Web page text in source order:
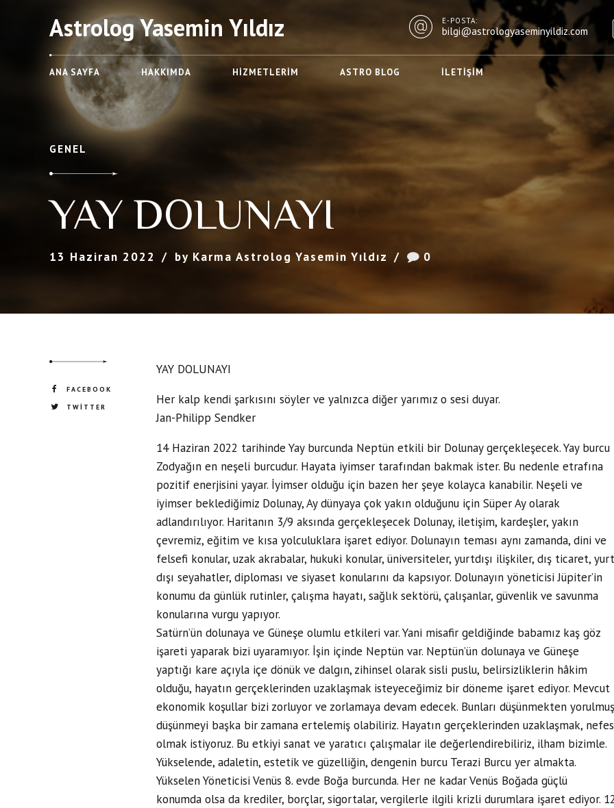
Astrolog Yasemin Yıldız E-POSTA:
bilgi@astrologyaseminyildiz.com
ANA SAYFA HAKKIMDA HIZMETLERIM ASTRO BLOG İLETIŞIM
GENEL
YAY DOLUNAYI
13 Haziran 2022 by Karma Astrolog Yasemin Yıldız 0
FACEBOOK
TWITTER
YAY DOLUNAYI
Her kalp kendi şarkısını söyler ve yalnızca diğer yarımız o sesi duyar.
Jan-Philipp Sendker
14 Haziran 2022 tarihinde Yay burcunda Neptün etkili bir Dolunay gerçekleşecek. Yay burcu
Zodyağın en neşeli burcudur. Hayata iyimser tarafından bakmak ister. Bu nedenle etrafına
pozitif enerjisini yayar. İyimser olduğu için bazen her şeye kolayca kanabilir. Neşeli ve
iyimser beklediğimiz Dolunay, Ay dünyaya çok yakın olduğunu için Süper Ay olarak
adlandırılıyor. Haritanın 3/9 aksında gerçekleşecek Dolunay, iletişim, kardeşler, yakın
çevremiz, eğitim ve kısa yolculuklara işaret ediyor. Dolunayın teması aynı zamanda, dini ve
felsefi konular, uzak akrabalar, hukuki konular, üniversiteler, yurtdışı ilişkiler, dış ticaret, yurt
dışı seyahatler, diploması ve siyaset konularını da kapsıyor. Dolunayın yöneticisi Jüpiter’in
konumu da günlük rutinler, çalışma hayatı, sağlık sektörü, çalışanlar, güvenlik ve savunma
konularına vurgu yapıyor.
Satürn’ün dolunaya ve Güneşe olumlu etkileri var. Yani misafir geldiğinde babamız kaş göz
işareti yaparak bizi uyaramıyor. İşin içinde Neptün var. Neptün’ün dolunaya ve Güneşe
yaptığı kare açıyla içe dönük ve dalgın, zihinsel olarak sisli puslu, belirsizliklerin hâkim
olduğu, hayatın gerçeklerinden uzaklaşmak isteyeceğimiz bir döneme işaret ediyor. Mevcut
ekonomik koşullar bizi zorluyor ve zorlamaya devam edecek. Bunları düşünmekten
düşünmeyi başka bir zamana ertelemiş olabiliriz. Hayatın gerçeklerinden uzaklaşmak, nefes
olmak istiyoruz. Bu etkiyi sanat ve yaratıcı çalışmalar ile değerlendirebiliriz, ilham bizimle.
Yükselende, adaletin, estetik ve güzelliğin, dengenin burcu Terazi Burcu yer almakta.
Yükselen Yöneticisi Venüs 8. evde Boğa burcunda. Her ne kadar Venüs Boğada güçlü
konumda olsa da krediler, borçlar, sigortalar, vergilerle ilgili krizli durumlara işaret ediyor.